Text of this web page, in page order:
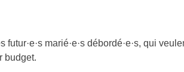
marié·e·s débordé·e·s, qui
budget.